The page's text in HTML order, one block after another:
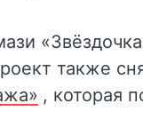
также
, которая